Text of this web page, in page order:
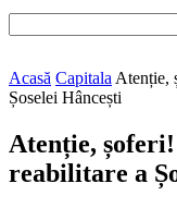
Acasă Capitala Atenție,
Șoselei Hâncești
Atenție,
reabilitare a